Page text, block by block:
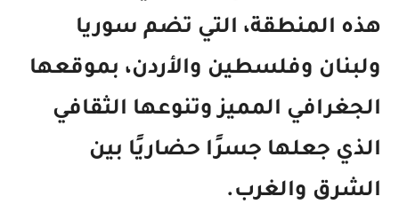
هذه المنطقة، التي تضم سوريا
ولبنان وفلسطين والأردن، بموقعها
الجغرافي المميز وتنوعها الثقافي
الذي جعلها جسرًا حضاريًا بين
الشرق والغرب.